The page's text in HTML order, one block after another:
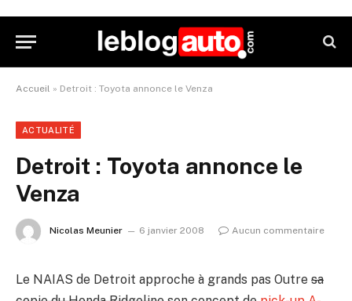
Accueil » Detroit : Toyota annonce le Venza
ACTUALITÉ
Detroit : Toyota annonce le
Venza
Nicolas Meunier 6 janvier 2008 Aucun commentaire
Le NAIAS de Detroit approche à grands pas Outre sa